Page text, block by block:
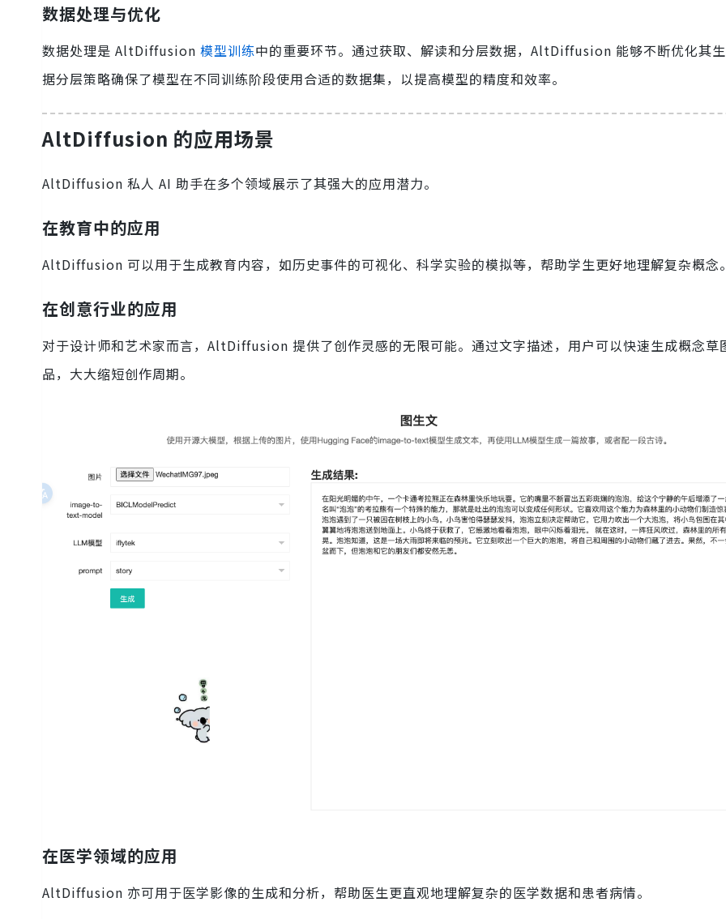
数据处理与优化
数据处理是 AltDiffusion 模型训练中的重要环节。通过获取、解读和分层数据，AltDiffusion 能够不断优化其
据分层策略确保了模型在不同训练阶段使用合适的数据集，以提高模型的精度和效率。
AltDiffusion 的应用场景
AltDiffusion 私人 AI 助手在多个领域展示了其强大的应用潜力。
在教育中的应用
AltDiffusion 可以用于生成教育内容，如历史事件的可视化、科学实验的模拟等，帮助学生更好地理解复杂概念。
在创意行业的应用
对于设计师和艺术家而言，AltDiffusion 提供了创作灵感的无限可能。通过文字描述，用户可以快速生成概念草
品，大大缩短创作周期。
在医学领域的应用
AltDiffusion 亦可用于医学影像的生成和分析，帮助医生更直观地理解复杂的医学数据和患者病情。